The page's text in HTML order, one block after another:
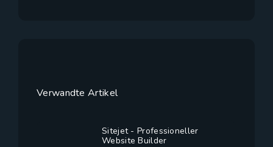
Verwandte Artikel
Sitejet - Professioneller
Website Builder